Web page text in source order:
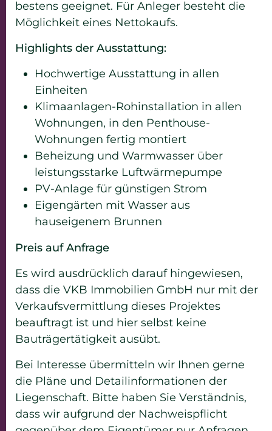
bestens geeignet. Für Anleger besteht die
Möglichkeit eines Nettokaufs.
Highlights der Ausstattung:
Hochwertige Ausstattung in allen
Einheiten
Klimaanlagen-Rohinstallation in allen
Wohnungen, in den Penthouse-
Wohnungen fertig montiert
Beheizung und Warmwasser über
leistungsstarke Luftwärmepumpe
PV-Anlage für günstigen Strom
Eigengärten mit Wasser aus
hauseigenem Brunnen
Preis auf Anfrage
Es wird ausdrücklich darauf hingewiesen,
dass die VKB Immobilien GmbH nur mit der
Verkaufsvermittlung dieses Projektes
beauftragt ist und hier selbst keine
Bauträgertätigkeit ausübt.
Bei Interesse übermitteln wir Ihnen gerne
die Pläne und Detailinformationen der
Liegenschaft. Bitte haben Sie Verständnis,
dass wir aufgrund der Nachweispflicht